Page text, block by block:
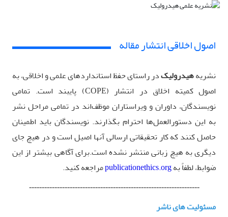
اصول اخلاقی انتشار مقاله
نشریههیدرولیکدر راستای حفظ استانداردهای علمی و اخلاقی، به
اصول کمیته اخلاق در انتشار (COPE) پایبند است. تمامی
نویسندگان، داوران و ویراستاران موظف‌اند در تمامی مراحل نشر
به این دستورالعمل‌ها احترام بگذارند. نویسندگان باید اطمینان
حاصل کنند که کار تحقیقاتی ارسالی آنها اصیل است و در هیچ جای
دیگری به هیچ زبانی منتشر نشده است.برای آگاهی بیشتر از این
ضوابط، لطفاً بهpublicationethics.orgمراجعه کنید.
-------------------------------------------------------------------
مسئولیت های ناشر